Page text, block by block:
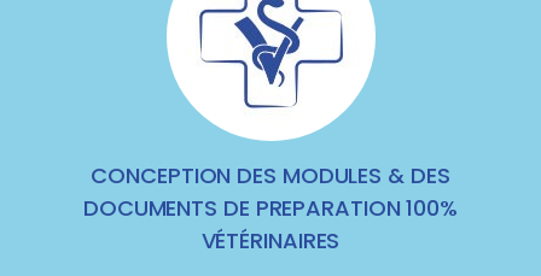
CONCEPTION DES MODULES & DES
DOCUMENTS DE PREPARATION 100%
VÉTÉRINAIRES